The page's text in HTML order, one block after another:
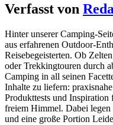
Verfasst von
Hinter unserer Camping-
aus erfahrenen Outdoor-
Reisebegeisterten. Ob
oder Trekkingtouren durch
Camping in all seinen
Inhalte zu liefern:
Produkttests und
freiem Himmel. Dabei
und eine große Portion